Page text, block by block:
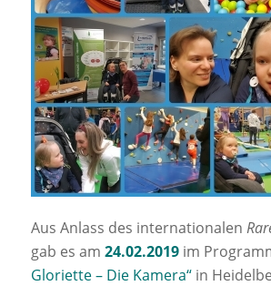
Aus Anlass des internationalen
gab es am 24.02.2019im
Gloriette – Die Kamera“in